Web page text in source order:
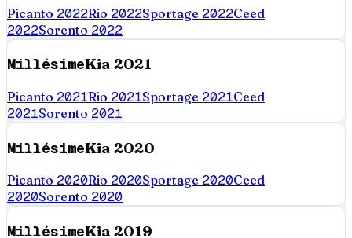
Picanto 2022Rio 2022Sportage 2022Ceed
2022Sorento 2022
MillésimeKia 2021
Picanto 2021Rio 2021Sportage 2021Ceed
2021Sorento 2021
MillésimeKia 2020
Picanto 2020Rio 2020Sportage 2020Ceed
2020Sorento 2020
MillésimeKia 2019